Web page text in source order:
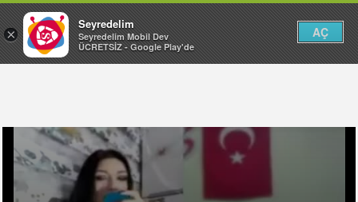
×
Seyredelim
Seyredelim Mobil Dev
ÜCRETSİZ - Google Play'de
AÇ